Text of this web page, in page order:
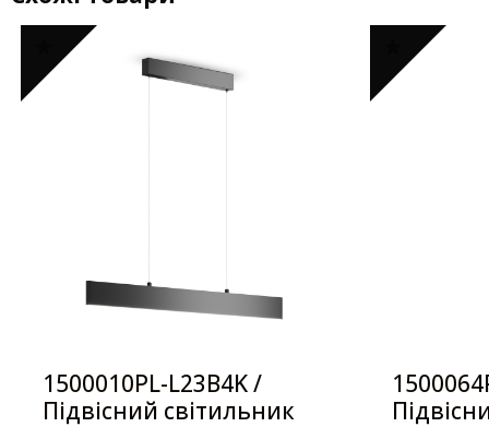
1500010PL-L23B4K /
Підвісний світильник